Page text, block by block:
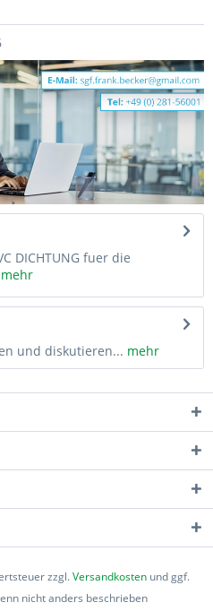
DICHTUNG fuer die
mehr
und diskutieren... mehr
zzgl.Versandkosten und ggf.
nicht anders beschrieben